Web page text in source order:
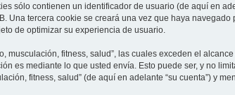
sólo contienen un identificador de usuario (de aquí en
Una tercera cookie se creará una vez que haya navegado
de optimizar su experiencia de usuario.
musculación, fitness, salud”, las cuales exceden el
es mediante lo que usted envía. Esto puede ser, y no
fitness, salud” (de aquí en adelante “su cuenta”) y